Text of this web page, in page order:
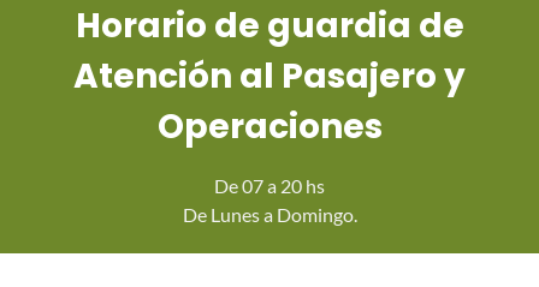
Horario de guardia de
Atención al Pasajero y
Operaciones
De 07 a 20 hs
De Lunes a Domingo.